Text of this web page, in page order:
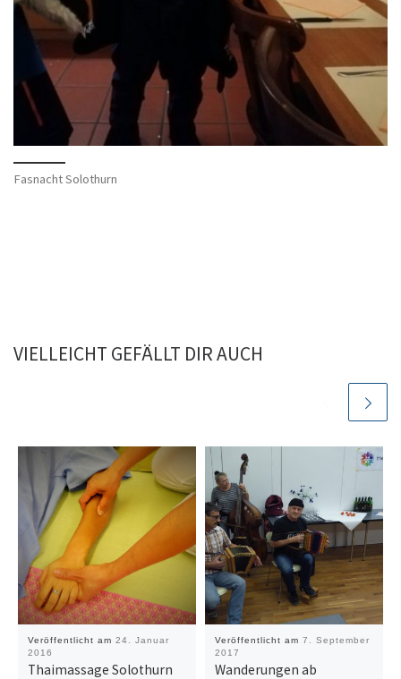
Fasnacht Solothurn
VIELLEICHT GEFÄLLT DIR AUCH
Veröffentlicht am24. Januar
2016
Thaimassage Solothurn
Veröffentlicht am7. September
2017
Wanderungen ab